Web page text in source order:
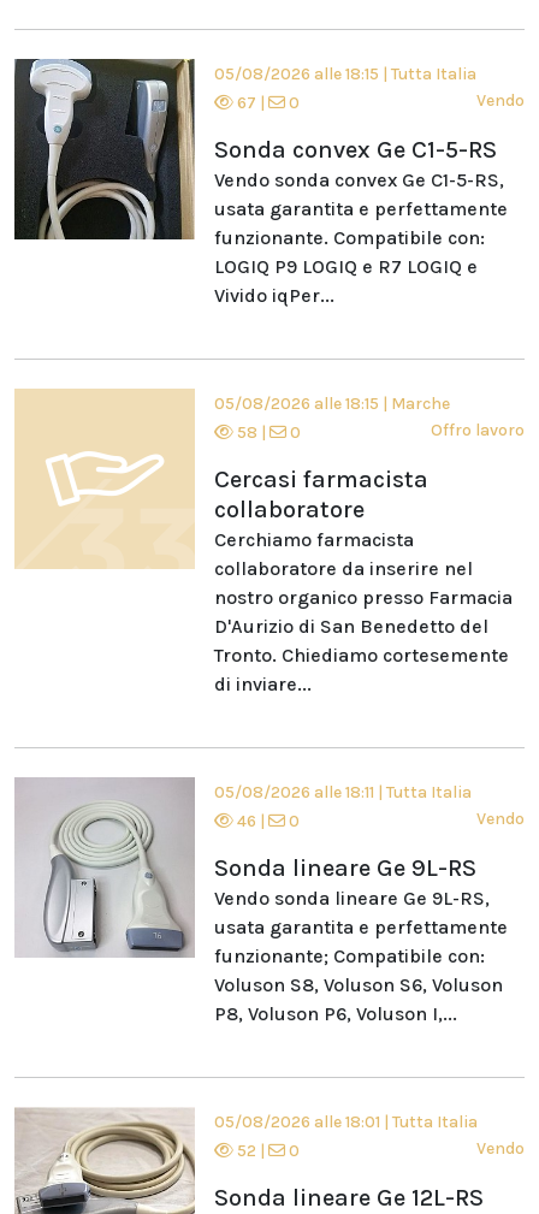
05/08/2026 alle 18:15 | Tutta Italia
67 | 0 Vendo
Sonda convex Ge C1-5-RS
Vendo sonda convex Ge C1-5-RS,
usata garantita e perfettamente
funzionante. Compatibile con:
LOGIQ P9 LOGIQ e R7 LOGIQ e
Vivido iqPer...
05/08/2026 alle 18:15 | Marche
58 | 0 Offro lavoro
Cercasi farmacista
collaboratore
Cerchiamo farmacista
collaboratore da inserire nel
nostro organico presso Farmacia
D'Aurizio di San Benedetto del
Tronto. Chiediamo cortesemente
di inviare...
05/08/2026 alle 18:11 | Tutta Italia
46 | 0 Vendo
Sonda lineare Ge 9L-RS
Vendo sonda lineare Ge 9L-RS,
usata garantita e perfettamente
funzionante; Compatibile con:
Voluson S8, Voluson S6, Voluson
P8, Voluson P6, Voluson I,...
05/08/2026 alle 18:01 | Tutta Italia
52 | 0 Vendo
Sonda lineare Ge 12L-RS